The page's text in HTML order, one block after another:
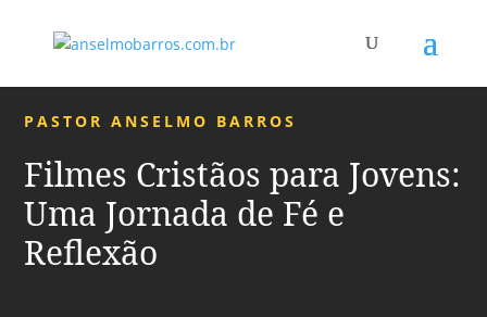
PASTOR ANSELMO BARROS
Filmes Cristãos para Jovens:
Uma Jornada de Fé e
Reflexão